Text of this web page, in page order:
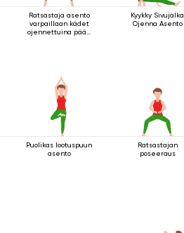
Ratsastaja asento
varpaillaan kädet
ojennettuina pään
Kyykky Sivujalka
Ojenna Asento
Puolikas lootuspuun
asento
Ratsastajan
poseeraus